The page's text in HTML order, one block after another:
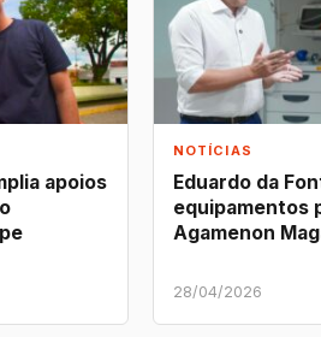
apoios
NOTÍCIAS
Eduardo da
equipamentos
Agamenon
28/04/2026